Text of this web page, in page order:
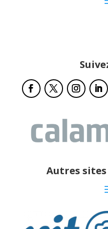
Autres